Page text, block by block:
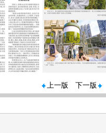
上一版 下一版